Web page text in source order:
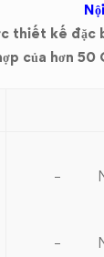
thiết kế đặc
của hơn
–
–